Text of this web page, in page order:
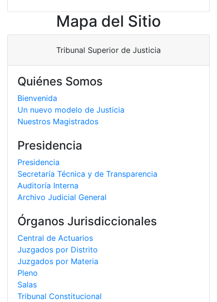
Mapa del Sitio
Tribunal Superior de Justicia
Quiénes Somos
Bienvenida
Un nuevo modelo de Justicia
Nuestros Magistrados
Presidencia
Presidencia
Secretaría Técnica y de Transparencia
Auditoría Interna
Archivo Judicial General
Órganos Jurisdiccionales
Central de Actuarios
Juzgados por Distrito
Juzgados por Materia
Pleno
Salas
Tribunal Constitucional